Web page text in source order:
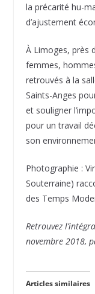
la précarité hu-
d’ajustement
À Limoges, près
femmes,
retrouvés à la
Saints-Anges
et souligner
pour un travail
son
Photographie :
Souterraine)
des Temps
Retrouvez
novembre 2018,
Articles similaires